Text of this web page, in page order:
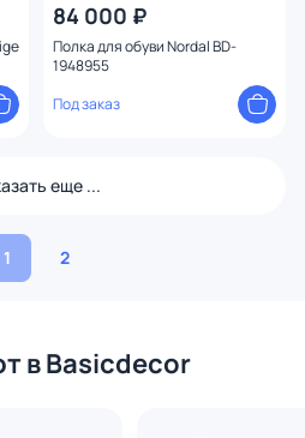
84 000 ₽
Полка для обуви Nordal BD-
1948955
Под заказ
еще ...
1 2
в Basicdecor